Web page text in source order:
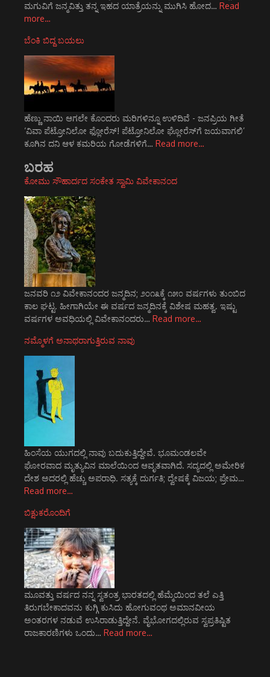
ಮಗುವಿಗೆ ಜನ್ಮವಿತ್ತು ತನ್ನ ಇಹದ ಯಾತ್ರೆಯನ್ನು ಮುಗಿಸಿ ಹೋದ… Read
more…
ಬೆಂಕಿ ಬಿದ್ದ ಬಯಲು
ಹೆಣ್ಣು ನಾಯಿ ಆಗಲೇ ಕೊಂದರು ಮರಿಗಳಿನ್ನೂ ಉಳಿದಿವೆ - ಜನಪ್ರಿಯ ಗೀತೆ
‘ವಿವಾ ಪೆಟ್ರೋನಿಲೋ ಫ್ಲೋರೆಸ್! ಪೆಟ್ರೋನಿಲೋ ಘ್ಲೋರೆಸ್‍ಗೆ ಜಯವಾಗಲಿ’
ಕೂಗಿನ ದನಿ ಆಳ ಕಮರಿಯ ಗೋಡೆಗಳಿಗೆ… Read more…
ಬರಹ
ಕೋಮು ಸೌಹಾರ್ದದ ಸಂಕೇತ ಸ್ವಾಮಿ ವಿವೇಕಾನಂದ
ಜನವರಿ ೧೨ ವಿವೇಕಾನಂದರ ಜನ್ಮದಿನ; ೨೦೧೩ಕ್ಕೆ ೧೫೦ ವರ್ಷಗಳು ತುಂಬಿದ
ಕಾಲ ಘಟ್ಟ. ಹೀಗಾಗಿಯೇ ಈ ವರ್ಷದ ಜನ್ಮದಿನಕ್ಕೆ ವಿಶೇಷ ಮಹತ್ವ. ಇಷ್ಟು
ವರ್ಷಗಳ ಅವಧಿಯಲ್ಲಿ ವಿವೇಕಾನಂದರು… Read more…
ನಮ್ಮೊಳಗೆ ಅನಾಥರಾಗುತ್ತಿರುವ ನಾವು
ಹಿಂಸೆಯ ಯುಗದಲ್ಲಿ ನಾವು ಬದುಕುತ್ತಿದ್ದೇವೆ. ಭೂಮಂಡಲವೇ
ಘೋರವಾದ ಮೃತ್ಯುವಿನ ಮಾಲೆಯಿಂದ ಆವೃತವಾಗಿದೆ. ಸದ್ಯದಲ್ಲಿ ಅಮೇರಿಕ
ದೇಶ ಅದರಲ್ಲಿ ಹೆಚ್ಚು ಅಪರಾಧಿ. ಸತ್ಯಕ್ಕೆ ದುರ್ಗತಿ; ದ್ವೇಷಕ್ಕೆ ವಿಜಯ; ಪ್ರೇಮ…
Read more…
ಬಿಕ್ಷುಕರೊಂದಿಗೆ
ಮೂವತ್ತು ವರ್ಷದ ನನ್ನ ಸ್ವತಂತ್ರ ಭಾರತದಲ್ಲಿ ಹೆಮ್ಮೆಯಿಂದ ತಲೆ ಎತ್ತಿ
ತಿರುಗಬೇಕಾದವನು ಕುಗ್ಗಿ ಕುಸಿದು ಹೋಗುವಂಥ ಅಮಾನವೀಯ
ಅಂತರಗಳ ನಡುವೆ ಉಸಿರಾಡುತ್ತಿದ್ದೇನೆ. ವೈಭೋಗದಲ್ಲಿರುವ ಸ್ವಪ್ರತಿಷ್ಟಿತ
ರಾಜಕಾರಣಿಗಳು ಒಂದು… Read more…